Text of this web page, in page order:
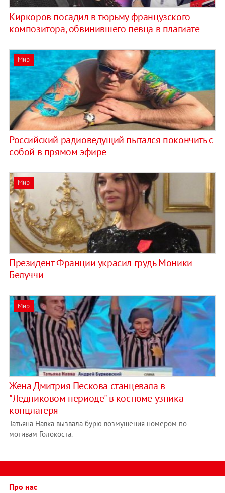
Киркоров посадил в тюрьму французского
композитора, обвинившего певца в плагиате
Мир
Российский радиоведущий пытался покончить с
собой в прямом эфире
Мир
Президент Франции украсил грудь Моники
Белуччи
Мир
Жена Дмитрия Пескова станцевала в
"Ледниковом периоде" в костюме узника
концлагеря
Татьяна Навка вызвала бурю возмущения номером по
мотивам Голокоста.
Про нас